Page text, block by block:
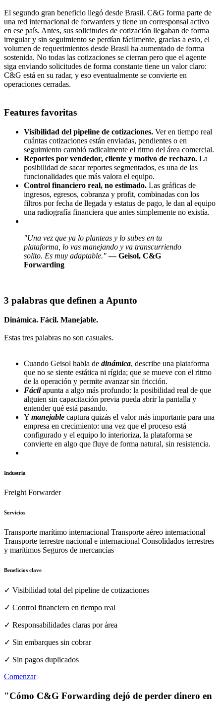
El segundo gran beneficio llegó desde Brasil. C&G forma parte de
una red internacional de forwarders y tiene un corresponsal activo
en ese país. Antes, sus solicitudes de cotización llegaban de forma
irregular y sin seguimiento se perdían fácilmente, gracias a esto, el
volumen de requerimientos desde Brasil ha aumentado de forma
sostenida. No todas las cotizaciones se cierran pero que el agente
siga enviando solicitudes de forma constante tiene un valor claro:
C&G está en su radar, y eso eventualmente se convierte en
operaciones cerradas.
Features favoritas
Visibilidad del pipeline de cotizaciones. Ver en tiempo real
cuántas cotizaciones están enviadas, pendientes o en
seguimiento cambió radicalmente el ritmo del área comercial.
Reportes por vendedor, cliente y motivo de rechazo. La
posibilidad de sacar reportes segmentados, es una de las
funcionalidades que más valora el equipo.
Control financiero real, no estimado. Las gráficas de
ingresos, egresos, cobranza y profit, combinadas con los
filtros por fecha de llegada y estatus de pago, le dan al equipo
una radiografía financiera que antes simplemente no existía.
"Una vez que ya lo planteas y lo subes en tu
plataforma, lo vas manejando y va transcurriendo
solito. Es muy adaptable." — Geisol, C&G
Forwarding
3 palabras que definen a Apunto
Dinámica. Fácil. Manejable.
Estas tres palabras no son casuales.
Cuando Geisol habla de dinámica, describe una plataforma
que no se siente estática ni rígida; que se mueve con el ritmo
de la operación y permite avanzar sin fricción.
Fácilapunta a algo más profundo: la posibilidad real de que
alguien sin capacitación previa pueda abrir la pantalla y
entender qué está pasando.
Y manejable captura quizás el valor más importante para una
empresa en crecimiento: una vez que el proceso está
configurado y el equipo lo interioriza, la plataforma se
convierte en algo que fluye de forma natural, sin resistencia.
Industria
Freight Forwarder
Servicios
Transporte marítimo internacional Transporte aéreo internacional
Transporte terrestre nacional e internacional Consolidados terrestres
y marítimos Seguros de mercancías
Beneficios clave
✓ Visibilidad total del pipeline de cotizaciones
✓ Control financiero en tiempo real
✓ Responsabilidades claras por área
✓ Sin embarques sin cobrar
✓ Sin pagos duplicados
Comenzar
"Cómo C&G Forwarding dejó de perder dinero en